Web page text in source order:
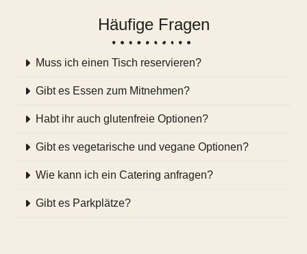
Häufige Fragen
Muss ich einen Tisch reservieren?
Gibt es Essen zum Mitnehmen?
Habt ihr auch glutenfreie Optionen?
Gibt es vegetarische und vegane Optionen?
Wie kann ich ein Catering anfragen?
Gibt es Parkplätze?